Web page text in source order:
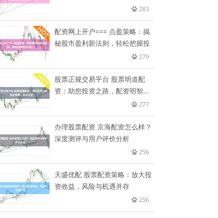
283
配资网上开户=== 点盈策略：揭
秘股市盈利新法则，轻松把握投
279
股票正规交易平台 股票明道配
资：助您投资之路，配资明智，
277
办理股票配资 京海配资怎么样？
深度测评与用户评价分析
256
天盛优配 股票配资策略：放大投
资收益，风险与机遇并存
256